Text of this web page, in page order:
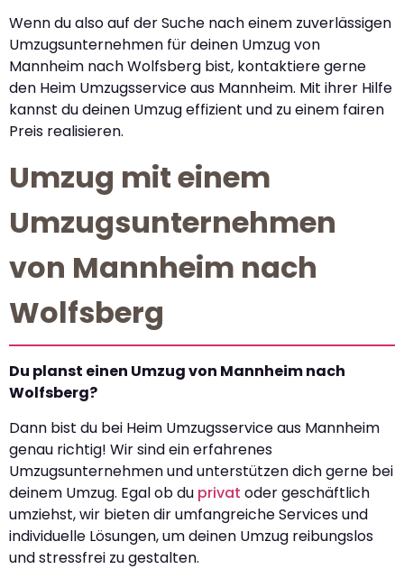
Wenn du also auf der Suche nach einem zuverlässigen
Umzugsunternehmen für deinen Umzug von
Mannheim nach Wolfsberg bist, kontaktiere gerne
den Heim Umzugsservice aus Mannheim. Mit ihrer Hilfe
kannst du deinen Umzug effizient und zu einem fairen
Preis realisieren.
Umzug mit einem
Umzugsunternehmen
von Mannheim nach
Wolfsberg
Du planst einen Umzug von Mannheim nach
Wolfsberg?
Dann bist du bei Heim Umzugsservice aus Mannheim
genau richtig! Wir sind ein erfahrenes
Umzugsunternehmen und unterstützen dich gerne bei
deinem Umzug. Egal ob du privat oder geschäftlich
umziehst, wir bieten dir umfangreiche Services und
individuelle Lösungen, um deinen Umzug reibungslos
und stressfrei zu gestalten.